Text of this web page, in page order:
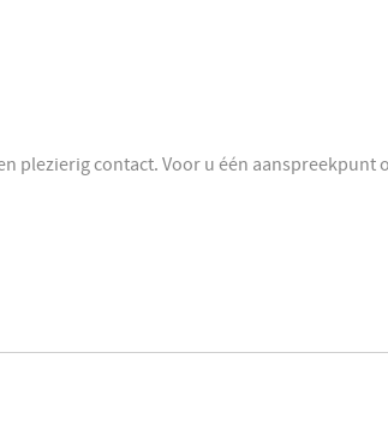
plezierig contact. Voor u één aanspreekpunt